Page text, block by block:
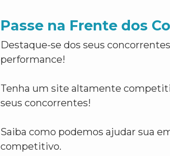
Passe na Frente dos
Destaque-se dos seus
performance!
Tenha um site altamente
seus concorrentes!
Saiba como podemos ajudar sua
competitivo.